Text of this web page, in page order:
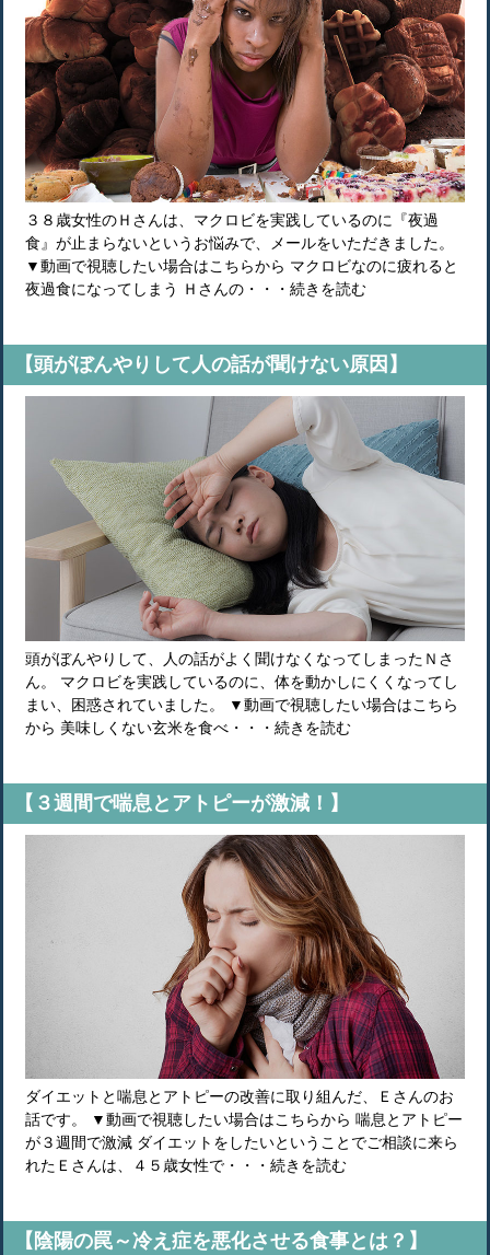
３８歳女性のＨさんは、マクロビを実践しているのに『夜過
食』が止まらないというお悩みで、メールをいただきました。
▼動画で視聴したい場合はこちらから マクロビなのに疲れると
夜過食になってしまう Ｈさんの・・・続きを読む
【頭がぼんやりして人の話が聞けない原因】
頭がぼんやりして、人の話がよく聞けなくなってしまったＮさ
ん。 マクロビを実践しているのに、体を動かしにくくなってし
まい、困惑されていました。 ▼動画で視聴したい場合はこちら
から 美味しくない玄米を食べ・・・続きを読む
【３週間で喘息とアトピーが激減！】
ダイエットと喘息とアトピーの改善に取り組んだ、Ｅさんのお
話です。 ▼動画で視聴したい場合はこちらから 喘息とアトピー
が３週間で激減 ダイエットをしたいということでご相談に来ら
れたＥさんは、４５歳女性で・・・続きを読む
【陰陽の罠～冷え症を悪化させる食事とは？】